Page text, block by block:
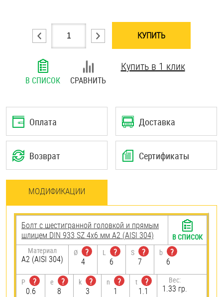
КУПИТЬ
В СПИСОК СРАВНИТЬ
Купить в 1 клик
Оплата Доставка
Возврат Сертификаты
МОДИФИКАЦИИ
Болт с шестигранной головкой и прямым
шлицем DIN 933 SZ 4х6 мм А2 (AISI 304)
Материал
А2 (AISI 304)
Ø
?
4
L
?
6
S
?
7
b
?
6
P
?
0.6
e
?
8
k
?
3
n
?
1
t
?
1.1
Вес:
1.33 гр.
В СПИСОК